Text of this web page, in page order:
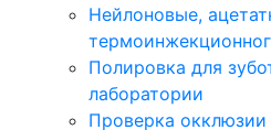
Нейлоновые,
Полировка для
лаборатории
Проверка окклюзии